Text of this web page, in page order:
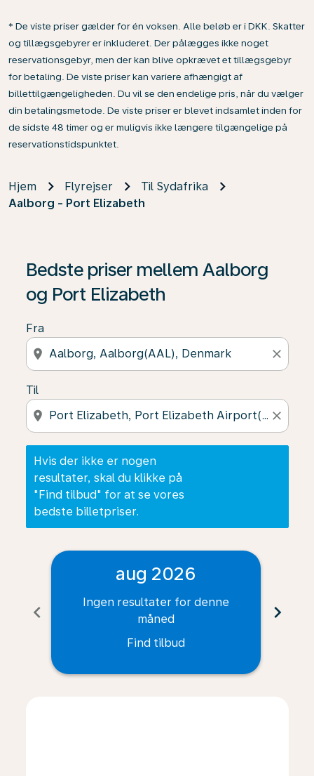
* De viste priser gælder for én voksen. Alle beløb er i DKK. Skatter
og tillægsgebyrer er inkluderet. Der pålægges ikke noget
reservationsgebyr, men der kan blive opkrævet et tillægsgebyr
for betaling. De viste priser kan variere afhængigt af
billettilgængeligheden. Du vil se den endelige pris, når du vælger
din betalingsmetode. De viste priser er blevet indsamlet inden for
de sidste 48 timer og er muligvis ikke længere tilgængelige på
reservationstidspunktet.
Hjem Flyrejser
Til Sydafrika
Aalborg - Port Elizabeth
Bedste priser mellem Aalborg
og Port Elizabeth
Fra
location_on close
Til
location_on close
Hvis der ikke er nogen
resultater, skal du klikke på
"Find tilbud" for at se vores
bedste billetpriser.
Hvis der ikke er nogen resultater, skal du klikke på
chevron_left
aug 2026
Ingen resultater for denne
måned
Find tilbud
chevron_right